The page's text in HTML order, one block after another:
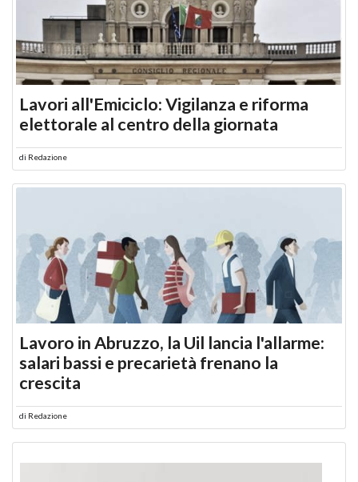
Lavori all'Emiciclo: Vigilanza e riforma
elettorale al centro della giornata
di Redazione
Lavoro in Abruzzo, la Uil lancia l'allarme:
salari bassi e precarietà frenano la
crescita
di Redazione